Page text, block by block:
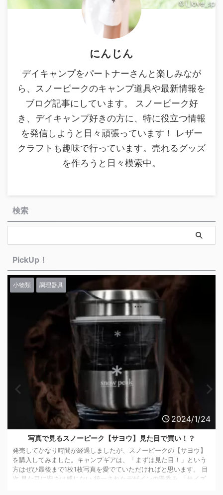
にんじん
デイキャンプをパートナーさんと楽しみなが
ら、スノーピークのキャンプ道具や最新情報を
ブログ記事にしています。 スノーピーク好
き、デイキャンプ好きの方に、特に役立つ情報
を発信しようと日々頑張っています！ レザー
クラフトも趣味で行っています。売れるグッズ
を作ろうと日々模索中。
検索
PickUp！
小物類 調理器具
2024/1/24
写真で見るスノーピーク【サヨウ】見た目で買い！？
発売してかなり時間が経過しましたが、スノーピークの【サヨウ】
を購入してみました。キャンプギアは、「まずは見た目！」という
方はぜひ最後まで1枚1枚写真を愛でていただければと思います。 目
次 見た目に安さは感じない 統一されたデザインの湯呑み 「サイズ